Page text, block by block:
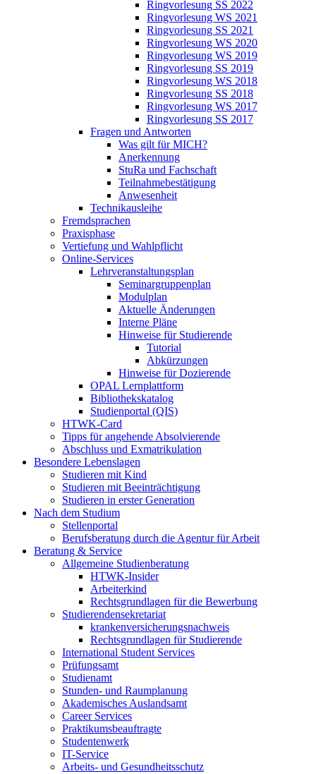
Ringvorlesung SS 2022
Ringvorlesung WS 2021
Ringvorlesung SS 2021
Ringvorlesung WS 2020
Ringvorlesung WS 2019
Ringvorlesung SS 2019
Ringvorlesung WS 2018
Ringvorlesung SS 2018
Ringvorlesung WS 2017
Ringvorlesung SS 2017
Fragen und Antworten
Was gilt für MICH?
Anerkennung
StuRa und Fachschaft
Teilnahmebestätigung
Anwesenheit
Technikausleihe
Fremdsprachen
Praxisphase
Vertiefung und Wahlpflicht
Online-Services
Lehrveranstaltungsplan
Seminargruppenplan
Modulplan
Aktuelle Änderungen
Interne Pläne
Hinweise für Studierende
Tutorial
Abkürzungen
Hinweise für Dozierende
OPAL Lernplattform
Bibliothekskatalog
Studienportal (QIS)
HTWK-Card
Tipps für angehende Absolvierende
Abschluss und Exmatrikulation
Besondere Lebenslagen
Studieren mit Kind
Studieren mit Beeinträchtigung
Studieren in erster Generation
Nach dem Studium
Stellenportal
Berufsberatung durch die Agentur für Arbeit
Beratung & Service
Allgemeine Studienberatung
HTWK-Insider
Arbeiterkind
Rechtsgrundlagen für die Bewerbung
Studierendensekretariat
krankenversicherungsnachweis
Rechtsgrundlagen für Studierende
International Student Services
Prüfungsamt
Studienamt
Stunden- und Raumplanung
Akademisches Auslandsamt
Career Services
Praktikumsbeauftragte
Studentenwerk
IT-Service
Arbeits- und Gesundheitsschutz